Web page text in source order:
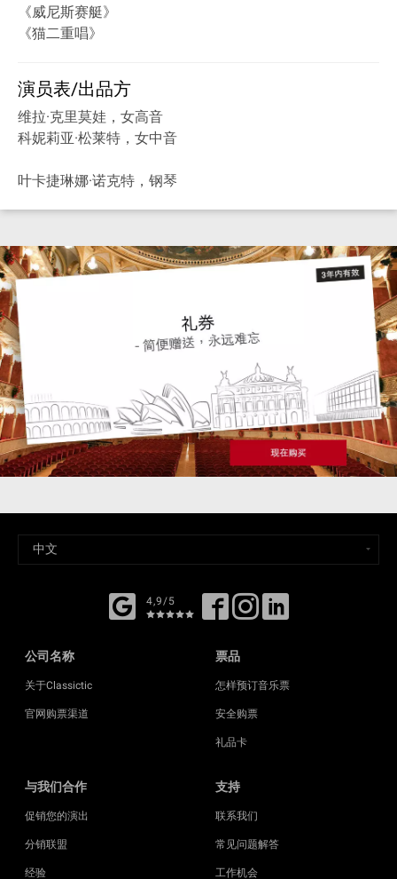
《威尼斯赛艇》
《猫二重唱》
演员表/出品方
维拉·克里莫娃，女高音
科妮莉亚·松莱特，女中音
叶卡捷琳娜·诺克特，钢琴
4,9/5
公司名称
关于Classictic
官网购票渠道
票品
怎样预订音乐票
安全购票
礼品卡
与我们合作
促销您的演出
分销联盟
经验
支持
联系我们
常见问题解答
工作机会